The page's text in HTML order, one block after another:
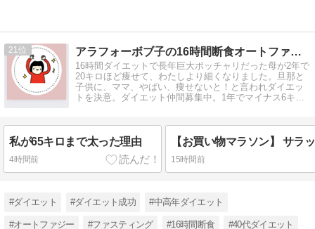
21 アラフォーボブ子の16時間断食オートファジーダイエット
16時間ダイエットで長年巨大ポッチャリだった母が2年で
20キロほど痩せて、わたしより細くなりました。旦那と
子供に、ママ、やばい、痩せないと！と言われダイエッ
トを決意。ダイエット仲間募集中。1年でマイナス6キロ
私が65キロまで太った理由
4時間前 15時間前
#ダイエット #ダイエット成功 #中高年ダイエット
#オートファジー #ファスティング #16時間断食 #40代ダイエット